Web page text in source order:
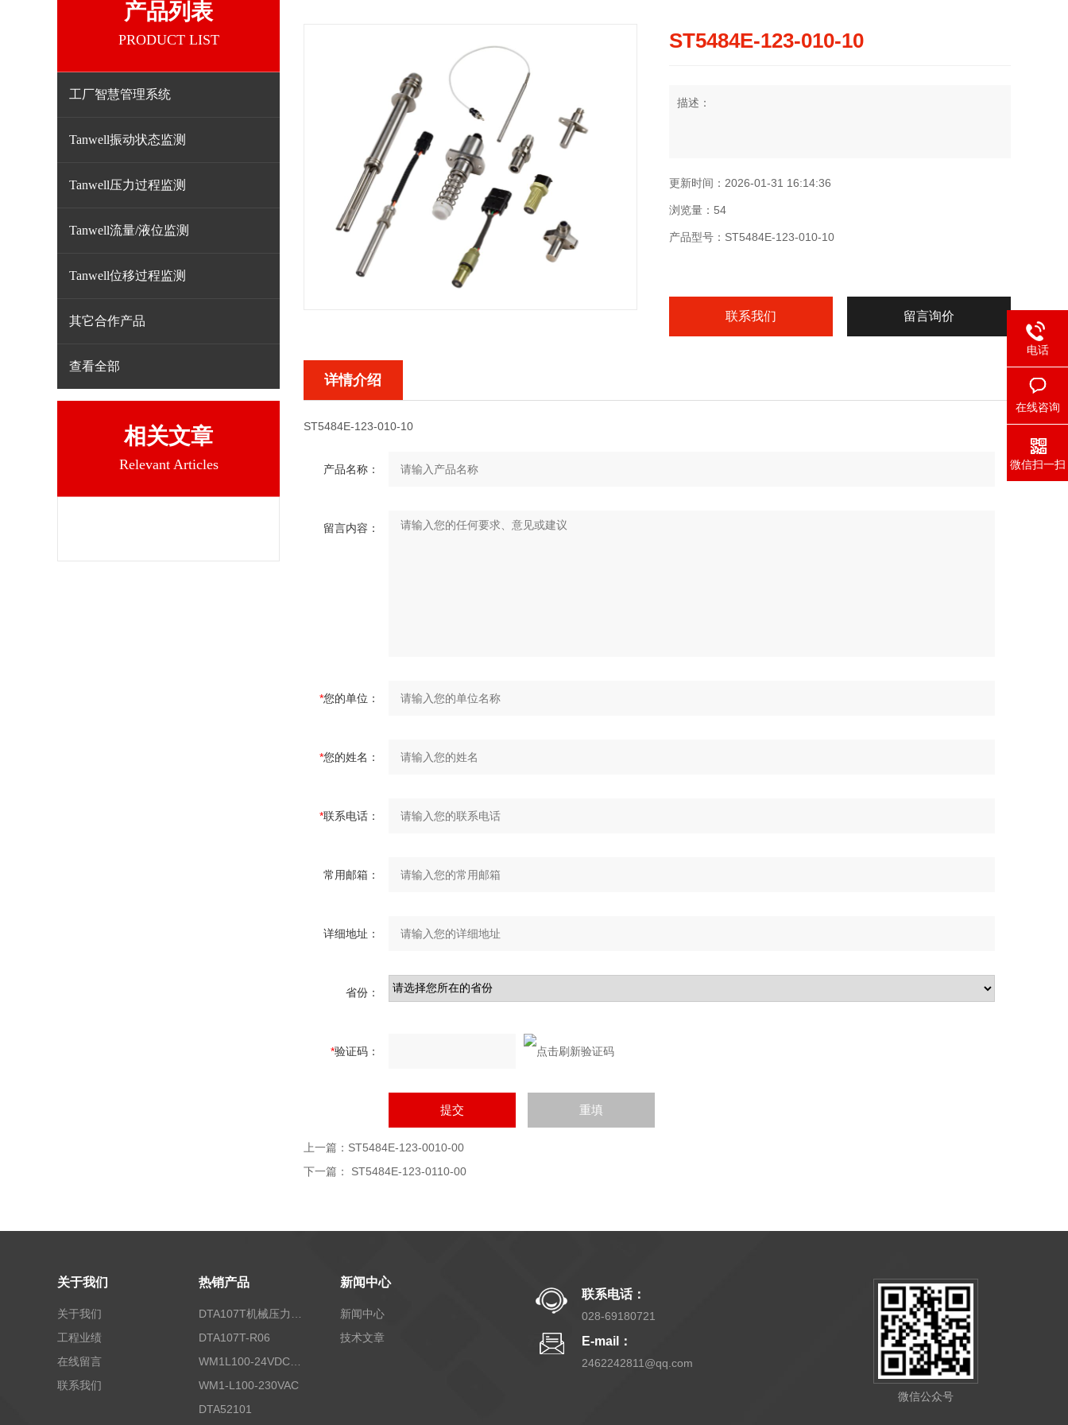
产品列表
PRODUCT LIST
工厂智慧管理系统
Tanwell振动状态监测
Tanwell压力过程监测
Tanwell流量/液位监测
Tanwell位移过程监测
其它合作产品
查看全部
相关文章
Relevant Articles
ST5484E-123-010-10
描述：
更新时间：2026-01-31 16:14:36
浏览量：54
产品型号：ST5484E-123-010-10
联系我们 留言询价
详情介绍
ST5484E-123-010-10
产品名称：
留言内容：
*您的单位：
*您的姓名：
*联系电话：
常用邮箱：
详细地址：
省份：
*验证码：
上一篇： ST5484E-123-0010-00
下一篇： ST5484E-123-0110-00
关于我们
关于我们
工程业绩
在线留言
联系我们
热销产品
DTA107T-R06
WM1-L100-230VAC
DTA52101
新闻中心
新闻中心
技术文章
联系电话：
028-69180721
E-mail：
2462242811@qq.com
微信公众号
电话
在线咨询
微信扫一扫